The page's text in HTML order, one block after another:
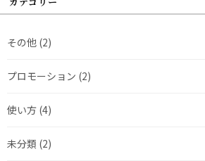
その他 (2)
プロモーション (2)
使い方 (4)
未分類 (2)